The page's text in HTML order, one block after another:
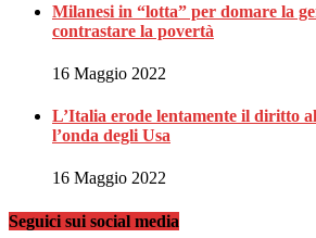
Milanesi in “lotta” per domare la
contrastare la povertà
16 Maggio 2022
L’Italia erode lentamente il diritto
l’onda degli Usa
16 Maggio 2022
Seguici sui social media